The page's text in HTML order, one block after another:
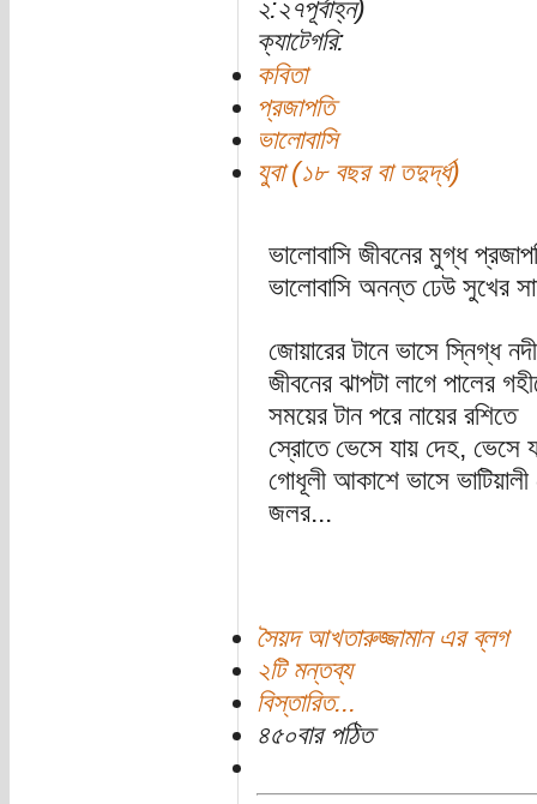
২:২৭পূর্বাহ্ন)
ক্যাটেগরি:
কবিতা
প্রজাপতি
ভালোবাসি
যুবা (১৮ বছর বা তদুর্দ্ধ)
ভালোবাসি জীবনের মুগ্ধ
ভালোবাসি অনন্ত ঢেউ সুখের
জোয়ারের টানে ভাসে স্নিগ্ধ
জীবনের ঝাপটা লাগে পালের
সময়ের টান পরে নায়ের রশিতে
স্রোতে ভেসে যায় দেহ, ভেসে
গোধূলী আকাশে ভাসে ভাটিয়ালী
জলর...
সৈয়দ আখতারুজ্জামান এর ব্লগ
২টি মন্তব্য
বিস্তারিত...
৪৫০বার পঠিত